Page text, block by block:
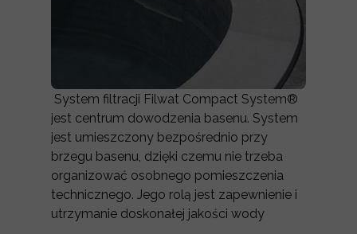
System filtracji Filwat Compact System®
jest centrum dowodzenia basenu. System
jest umieszczony bezpośrednio przy
brzegu basenu, dzięki czemu nie trzeba
organizować osobnego pomieszczenia
technicznego. Jego rolą jest zapewnienie i
utrzymanie doskonałej jakości wody